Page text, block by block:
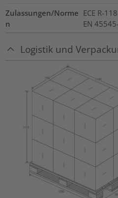
Zulassungen/Norme
n
ECE R-
EN
Logistik und